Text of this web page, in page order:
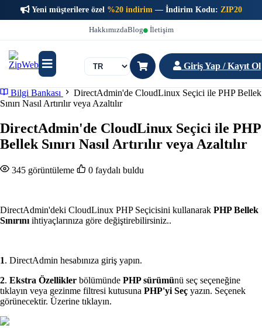
Yeni müşterilere özel %20 indirim— İndirim Kodu: ZIP20
HakkımızdaBlog İletişim
Giriş Yap / Kayıt Ol
Bilgi Bankası
DirectAdmin'de CloudLinux Seçici ile PHP Bellek
Sınırı Nasıl Artırılır veya Azaltılır
DirectAdmin'de CloudLinux Seçici ile PHP
Bellek Sınırı Nasıl Artırılır veya Azaltılır
345 görüntüleme 0 faydalı buldu
DirectAdmin'deki CloudLinux PHP Seçicisini kullanarak PHP Bellek
Sınırını ihtiyaçlarınıza göre değiştirebilirsiniz..
1. DirectAdmin hesabınıza giriş yapın.
2. Ekstra Özellikler bölümünde PHP sürümünü seç seçeneğine
tıklayın veya gezinme filtresi kutusuna PHP'yi Seç yazın. Seçenek
görünecektir. Üzerine tıklayın.